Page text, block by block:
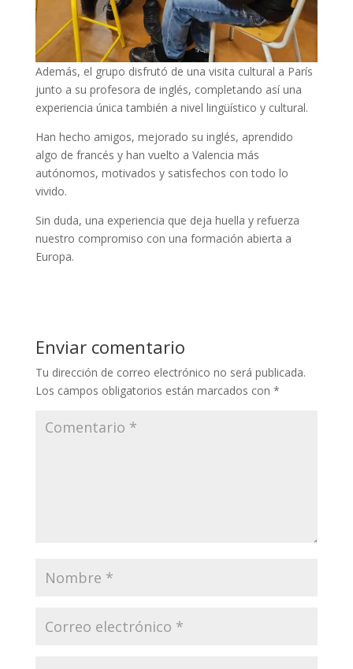
Además, el grupo disfrutó de una visita cultural a París
junto a su profesora de inglés, completando así una
experiencia única también a nivel lingüístico y cultural.
Han hecho amigos, mejorado su inglés, aprendido
algo de francés y han vuelto a Valencia más
autónomos, motivados y satisfechos con todo lo
vivido.
Sin duda, una experiencia que deja huella y refuerza
nuestro compromiso con una formación abierta a
Europa.
Enviar comentario
Tu dirección de correo electrónico no será publicada.
Los campos obligatorios están marcados con *